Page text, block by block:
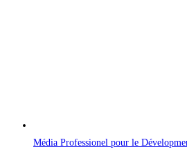
Média Professionel pour le